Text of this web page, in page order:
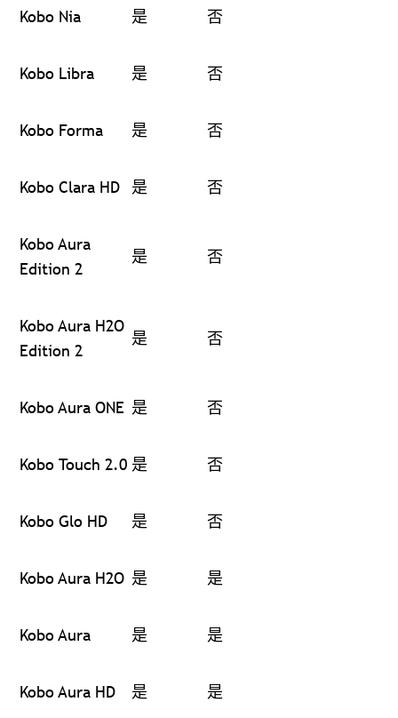
Kobo Nia 是 否
Kobo Libra 是 否
Kobo Forma 是 否
Kobo Clara HD 是 否
Kobo Aura
Edition 2
是 否
Kobo Aura H2O
Edition 2
是 否
Kobo Aura ONE 是 否
Kobo Touch 2.0 是 否
Kobo Glo HD 是 否
Kobo Aura H2O 是 是
Kobo Aura 是 是
Kobo Aura HD 是 是